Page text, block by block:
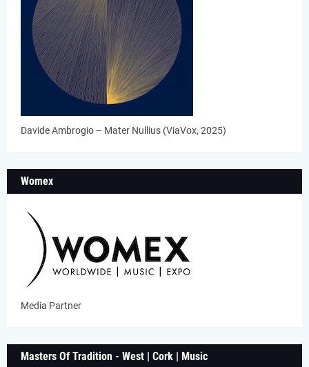
Davide Ambrogio – Mater Nullius (ViaVox, 2025)
Womex
Media Partner
Masters Of Tradition - West | Cork | Music